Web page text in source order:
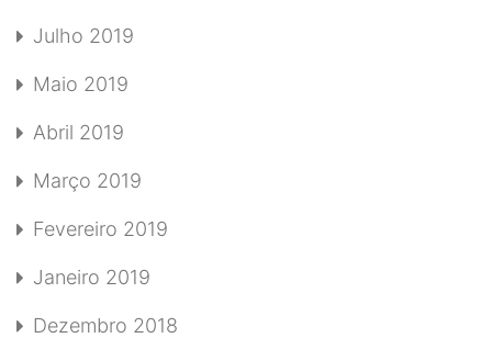
Julho 2019
Maio 2019
Abril 2019
Março 2019
Fevereiro 2019
Janeiro 2019
Dezembro 2018